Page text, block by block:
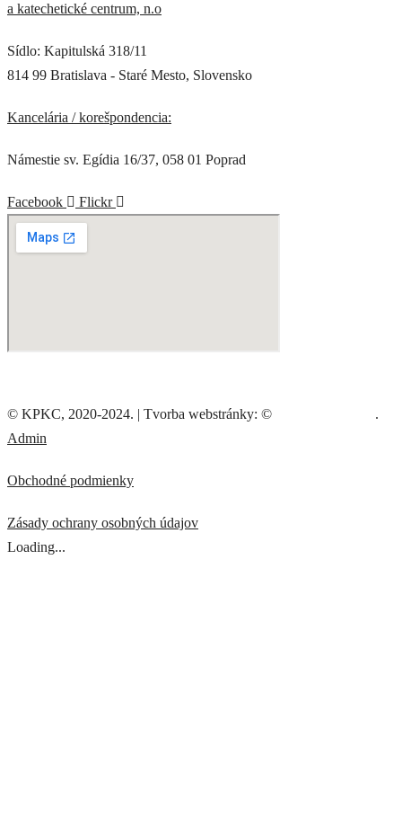
a katechetické centrum, n.o
Sídlo: Kapitulská 318/11
814 99 Bratislava - Staré Mesto, Slovensko
Kancelária / korešpondencia:
Námestie sv. Egídia 16/37, 058 01 Poprad
Facebook Flickr
© KPKC, 2020-2024. | Tvorba webstránky: ©
.
Admin
Obchodné podmienky
Zásady ochrany osobných údajov
Loading...